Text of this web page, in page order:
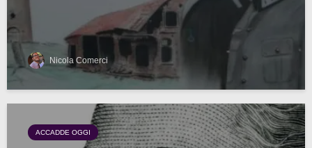
Nicola Comerci
ACCADDE OGGI